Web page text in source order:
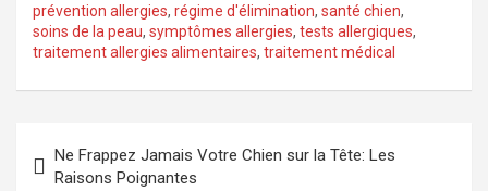
prévention allergies, régime d'élimination, santé chien,
soins de la peau, symptômes allergies, tests allergiques,
traitement allergies alimentaires, traitement médical
de
Ne Frappez Jamais Votre Chien sur la Tête: Les
Raisons Poignantes